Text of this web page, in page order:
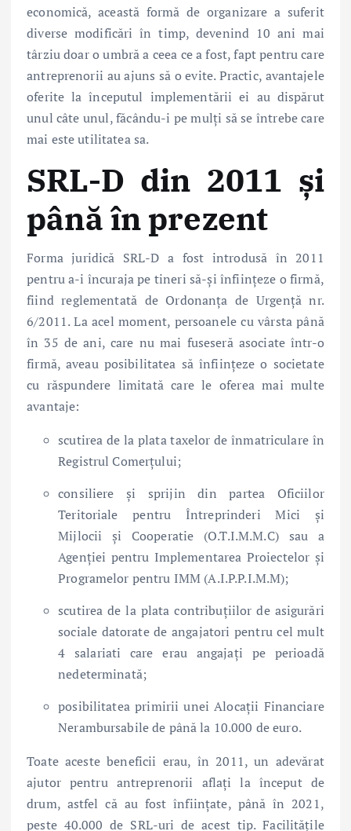
economică, această formă de organizare a suferit
diverse modificări în timp, devenind 10 ani mai
târziu doar o umbră a ceea ce a fost, fapt pentru care
antreprenorii au ajuns să o evite. Practic, avantajele
oferite la începutul implementării ei au dispărut
unul câte unul, făcându-i pe mulți să se întrebe care
mai este utilitatea sa.
SRL-D din 2011 și
până în prezent
Forma juridică SRL-D a fost introdusă în 2011
pentru a-i încuraja pe tineri să-și înființeze o firmă,
fiind reglementată de Ordonanța de Urgență nr.
6/2011. La acel moment, persoanele cu vârsta până
în 35 de ani, care nu mai fuseseră asociate într-o
firmă, aveau posibilitatea să înființeze o societate
cu răspundere limitată care le oferea mai multe
avantaje:
scutirea de la plata taxelor de înmatriculare în
Registrul Comerțului;
consiliere și sprijin din partea Oficiilor
Teritoriale pentru Întreprinderi Mici și
Mijlocii și Cooperatie (O.T.I.M.M.C) sau a
Agenției pentru Implementarea Proiectelor și
Programelor pentru IMM (A.I.P.P.I.M.M);
scutirea de la plata contribuțiilor de asigurări
sociale datorate de angajatori pentru cel mult
4 salariati care erau angajați pe perioadă
nedeterminată;
posibilitatea primirii unei Alocații Financiare
Nerambursabile de până la 10.000 de euro.
Toate aceste beneficii erau, în 2011, un adevărat
ajutor pentru antreprenorii aflați la început de
drum, astfel că au fost înființate, până în 2021,
peste 40.000 de SRL-uri de acest tip. Facilitățile